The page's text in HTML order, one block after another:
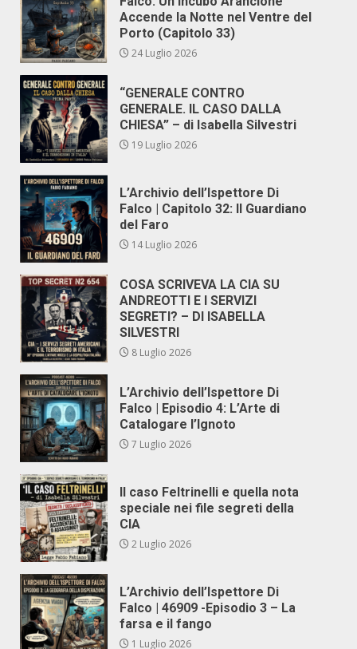
Accende la Notte nel Ventre del
Porto (Capitolo 33)
24 Luglio 2026
“GENERALE CONTRO
GENERALE. IL CASO DALLA
CHIESA” – di Isabella Silvestri
19 Luglio 2026
L’Archivio dell’Ispettore Di
Falco | Capitolo 32: Il Guardiano
del Faro
14 Luglio 2026
COSA SCRIVEVA LA CIA SU
ANDREOTTI E I SERVIZI
SEGRETI? – DI ISABELLA
SILVESTRI
8 Luglio 2026
L’Archivio dell’Ispettore Di
Falco | Episodio 4: L’Arte di
Catalogare l’Ignoto
7 Luglio 2026
Il caso Feltrinelli e quella nota
speciale nei file segreti della
CIA
2 Luglio 2026
L’Archivio dell’Ispettore Di
Falco | 46909 -Episodio 3 – La
farsa e il fango
1 Luglio 2026